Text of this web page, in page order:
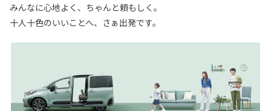
みんなに心地よく、ちゃんと頼もしく。
十人十色のいいことへ、さぁ出発です。